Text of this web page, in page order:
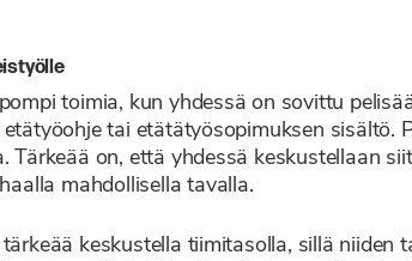
toimia, kun yhdessä on sovittu
tai etätätyösopimuksen sisältö.
Tärkeää on, että yhdessä keskustellaan
mahdollisella tavalla.
keskustella tiimitasolla, sillä